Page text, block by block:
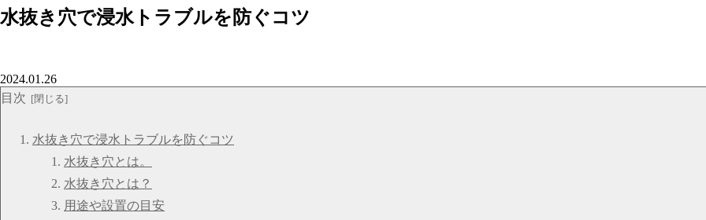
水抜き穴で浸水トラブルを防ぐコツ
2024.01.26
目次
水抜き穴で浸水トラブルを防ぐコツ
水抜き穴とは。
水抜き穴とは？
用途や設置の目安